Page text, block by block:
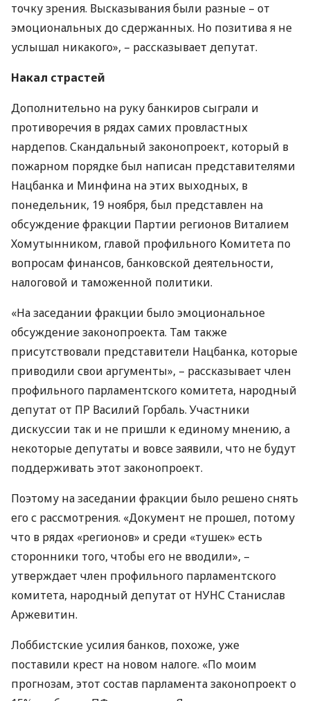
точку зрения. Высказывания были разные – от
эмоциональных до сдержанных. Но позитива я не
услышал никакого», – рассказывает депутат.
Накал страстей
Дополнительно на руку банкиров сыграли и
противоречия в рядах самих провластных
нардепов. Скандальный законопроект, который в
пожарном порядке был написан представителями
Нацбанка и Минфина на этих выходных, в
понедельник, 19 ноября, был представлен на
обсуждение фракции Партии регионов Виталием
Хомутынником, главой профильного Комитета по
вопросам финансов, банковской деятельности,
налоговой и таможенной политики.
«На заседании фракции было эмоциональное
обсуждение законопроекта. Там также
присутствовали представители Нацбанка, которые
приводили свои аргументы», – рассказывает член
профильного парламентского комитета, народный
депутат от ПР Василий Горбаль. Участники
дискуссии так и не пришли к единому мнению, а
некоторые депутаты и вовсе заявили, что не будут
поддерживать этот законопроект.
Поэтому на заседании фракции было решено снять
его с рассмотрения. «Документ не прошел, потому
что в рядах «регионов» и среди «тушек» есть
сторонники того, чтобы его не вводили», –
утверждает член профильного парламентского
комитета, народный депутат от НУНССтанислав
Аржевитин.
Лоббистские усилия банков, похоже, уже
поставили крест на новом налоге. «По моим
прогнозам, этот состав парламента законопроект о